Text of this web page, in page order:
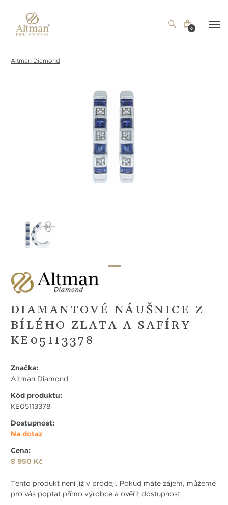
0
Altman Diamond
DIAMANTOVÉ NÁUŠNICE Z
BÍLÉHO ZLATA A SAFÍRY
KE05113378
Značka:
Altman Diamond
Kód produktu:
KE05113378
Dostupnost:
Na dotaz
Cena:
8 950 Kč
Tento produkt není již v prodeji. Pokud máte zájem, můžeme
pro vás poptat přímo výrobce a ověřit dostupnost.